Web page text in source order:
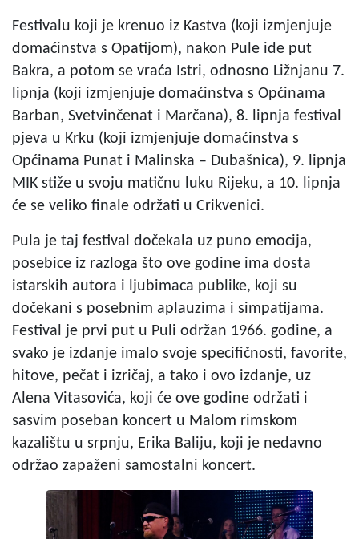
Festivalu koji je krenuo iz Kastva (koji izmjenjuje
domaćinstva s Opatijom), nakon Pule ide put
Bakra, a potom se vraća Istri, odnosno Ližnjanu 7.
lipnja (koji izmjenjuje domaćinstva s Općinama
Barban, Svetvinčenat i Marčana), 8. lipnja festival
pjeva u Krku (koji izmjenjuje domaćinstva s
Općinama Punat i Malinska – Dubašnica), 9. lipnja
MIK stiže u svoju matičnu luku Rijeku, a 10. lipnja
će se veliko finale održati u Crikvenici.
Pula je taj festival dočekala uz puno emocija,
posebice iz razloga što ove godine ima dosta
istarskih autora i ljubimaca publike, koji su
dočekani s posebnim aplauzima i simpatijama.
Festival je prvi put u Puli održan 1966. godine, a
svako je izdanje imalo svoje specifičnosti, favorite,
hitove, pečat i izričaj, a tako i ovo izdanje, uz
Alena Vitasovića, koji će ove godine održati i
sasvim poseban koncert u Malom rimskom
kazalištu u srpnju, Erika Baliju, koji je nedavno
održao zapaženi samostalni koncert.